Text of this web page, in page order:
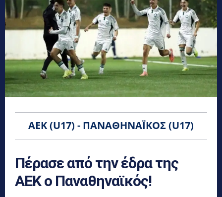
ΑΕΚ (U17) - ΠΑΝΑΘΗΝΑΪΚΌΣ (U17)
Πέρασε από την έδρα της
ΑΕΚ ο Παναθηναϊκός!